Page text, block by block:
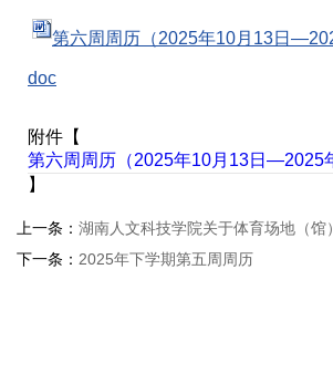
第六周周历（2025年10月13日
doc
附件【
第六周周历（2025年10月13日—2025
】
上一条： 湖南人文科技学院关于体育场地（馆
下一条： 2025年下学期第五周周历